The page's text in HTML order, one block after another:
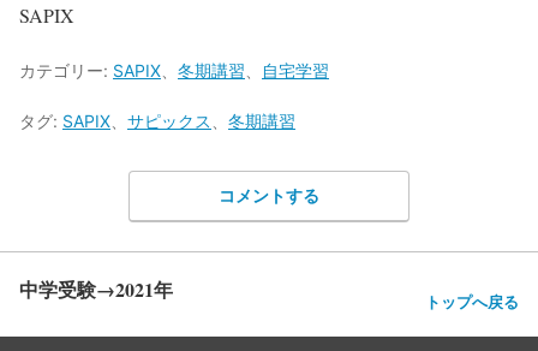
SAPIX
カテゴリー: SAPIX 冬期講習 自宅学習
タグ: SAPIX サピックス 冬期講習
コメントする
中学受験→2021年 トップへ戻る